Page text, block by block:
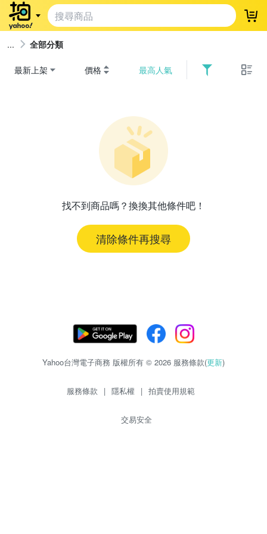
登
全部分類
最新上架 價格 最高人氣
找不到商品嗎？換換其他條件吧！
清除條件再搜尋
Yahoo台灣電子商務 版權所有 © 2026 服務條款(更新)
服務條款 | 隱私權 | 拍賣使用規範
交易安全